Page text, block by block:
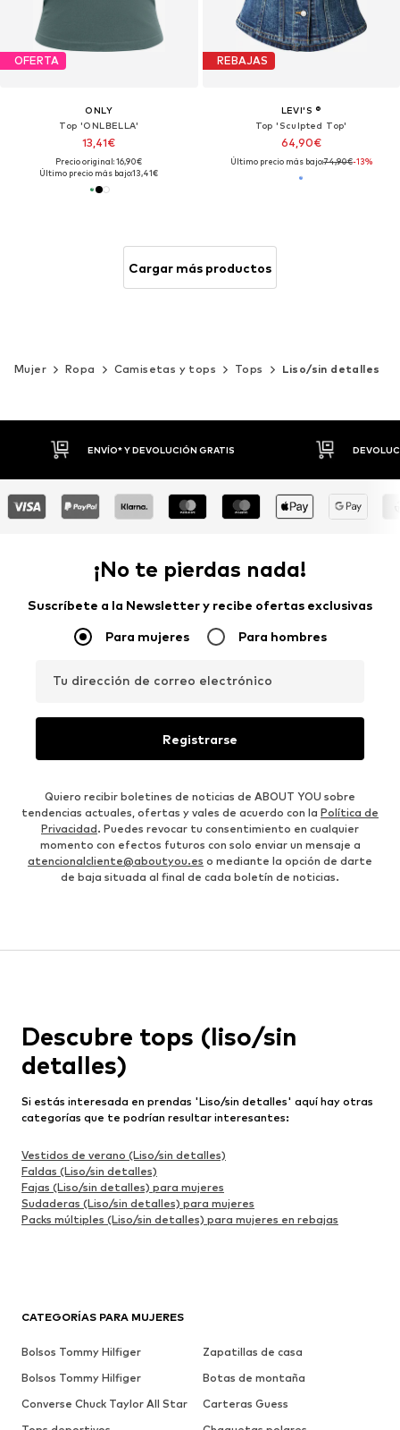
OFERTA
ONLY
Top 'ONLBELLA'
13,41€
Precio original: 16,90€
Último precio más bajo:13,41€
REBAJAS
LEVI'S ®
Top 'Sculpted Top'
64,90€
Último precio más bajo:74,90€-13%
Cargar más productos
Mujer Ropa Camisetas y tops Tops Liso/sin detalles
DEVOLUCIONES HASTA 30 DÍAS
¡No te pierdas nada!
Suscríbete a la Newsletter y recibe ofertas exclusivas
Para mujeres Para hombres
Tu dirección de correo electrónico
Registrarse
Quiero recibir boletines de noticias de ABOUT YOU sobre
tendencias actuales, ofertas y vales de acuerdo con la Política de
Privacidad. Puedes revocar tu consentimiento en cualquier
momento con efectos futuros con solo enviar un mensaje a
atencionalcliente@aboutyou.es o mediante la opción de darte
de baja situada al final de cada boletín de noticias.
CATEGORÍAS PARA MUJERES
Bolsos Tommy Hilfiger
Zapatillas de casa
Bolsos Tommy Hilfiger
Botas de montaña
Converse Chuck Taylor All Star
Carteras Guess
Descubre tops (liso/sin
detalles)
Si estás interesada en prendas 'Liso/sin detalles' aquí hay otras
categorías que te podrían resultar interesantes:
Vestidos de verano (Liso/sin detalles)
Faldas (Liso/sin detalles)
Fajas (Liso/sin detalles) para mujeres
Sudaderas (Liso/sin detalles) para mujeres
Packs múltiples (Liso/sin detalles) para mujeres en rebajas